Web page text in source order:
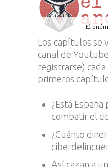
El
Los capítulos se
canal de
registrarse) cada
primeros
¿Está
combatir el
¿Cuánto
Así cazan a